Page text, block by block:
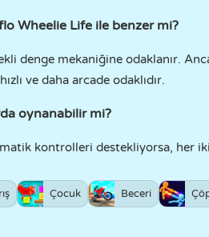
Wheelie Life ile benzer mi?
denge mekaniğine odaklanır.
ve daha arcade odaklıdır.
oynanabilir mi?
kontrolleri destekliyorsa, her
Çocuk Beceri